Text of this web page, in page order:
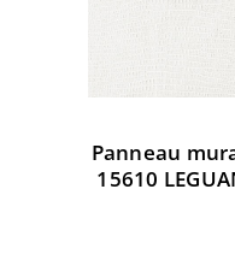
Panneau
15610